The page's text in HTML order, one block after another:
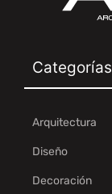
Categorías
Arquitectura
Diseño
Decoración